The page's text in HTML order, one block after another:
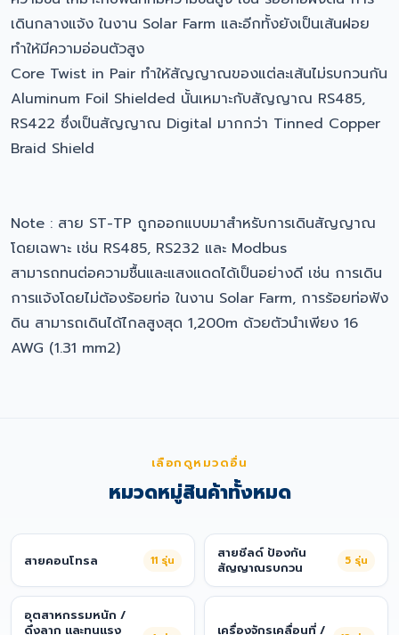
เดินกลางแจ้ง ในงาน Solar Farm และอีกทั้งยังเป็นเส้นฝอย
ทำให้มีความอ่อนตัวสูง
Core Twist in Pair ทำให้สัญญาณของแต่ละเส้นไม่รบกวนกัน
Aluminum Foil Shielded นั้นเหมาะกับสัญญาณ RS485,
RS422 ซึ่งเป็นสัญญาณ Digital มากกว่า Tinned Copper
Braid Shield
Note : สาย ST-TP ถูกออกแบบมาสำหรับการเดินสัญญาณ
โดยเฉพาะ เช่น RS485, RS232 และ Modbus
สามารถทนต่อความชื้นและแสงแดดได้เป็นอย่างดี เช่น การเดิน
การแจ้งโดยไม่ต้องร้อยท่อ ในงาน Solar Farm, การร้อยท่อฟัง
ดิน สามารถเดินได้ไกลสูงสุด 1,200m ด้วยตัวนำเพียง 16
AWG (1.31 mm2)
เลือกดูหมวดอื่น
หมวดหมู่สินค้าทั้งหมด
สายคอนโทรล 11 รุ่น
สายชีลด์ ป้องกัน
สัญญาณรบกวน
5 รุ่น
อุตสาหกรรมหนัก /
ดึงลาก และทนแรง
เครื่องจักรเคลื่อนที่ /